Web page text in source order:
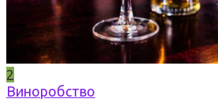
2
Виноробство